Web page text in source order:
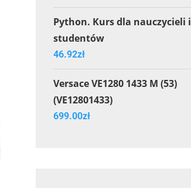
Python. Kurs dla nauczycieli i
studentów
46.92zł
Versace VE1280 1433 M (53)
(VE12801433)
699.00zł